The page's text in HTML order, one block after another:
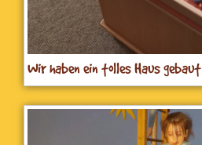
Wir haben ein tolles Haus gebaut